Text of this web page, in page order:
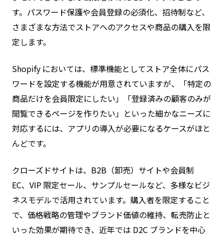
す。パスワード保護や会員登録の必須化、招待制など、
さまざまな方法でストアへのアクセスや商品の購入を限
定します。
Shopify においては、標準機能としてストア全体にパス
ワードを設定する機能が用意されていますが、「特定の
商品だけを会員限定にしたい」「登録済みの顧客のみが
閲覧できるページを作りたい」といった細かなニーズに
対応するには、アプリの導入が必要になるケースがほと
んどです。
クローズドサイトは、B2B（卸売）サイトや会員制
EC、VIP 限定セール、サンプルセールなど、多様なビジ
ネスモデルで活用されています。購入者を限定すること
で、価格戦略の管理やブランド価値の維持、転売防止と
いった効果が期待でき、近年では D2C ブランドを中心